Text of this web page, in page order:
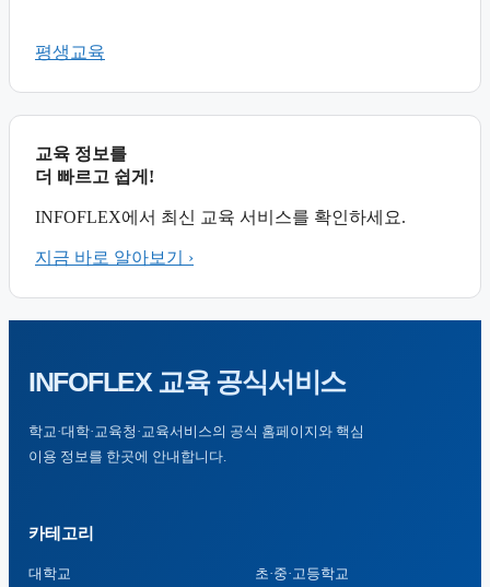
평생교육
교육 정보를
더 빠르고 쉽게!
INFOFLEX에서 최신 교육 서비스를 확인하세요.
지금 바로 알아보기 ›
INFOFLEX 교육 공식서비스
학교·대학·교육청·교육서비스의 공식 홈페이지와 핵심
이용 정보를 한곳에 안내합니다.
카테고리
대학교
초·중·고등학교